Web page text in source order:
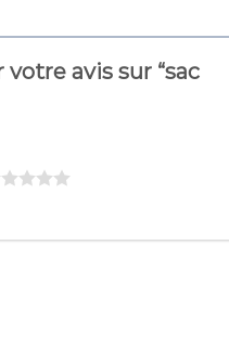
avis sur “sac